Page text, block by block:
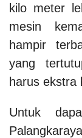
kilo meter
mesin
hampir
yang
harus ekstra
Untuk